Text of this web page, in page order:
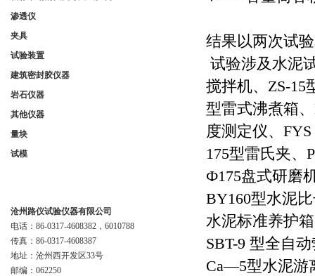
结果以两次试
试验涉及水泥
搅拌机、ZS-15
型雷式沸煮箱
度测定仪、
175型雷氏夹、
Ф175盘式研磨
BY160型水泥
水泥标准养护
SBT-9 型全自
Ca—5型水泥游
渗透仪
夹具
试验装置
建筑密封胶仪器
岩石仪器
其他仪器
量块
试模
沧州路仪试验仪器有限公司
电话：86-0317-4608382，6010788
传真：86-0317-4608387
地址：沧州西开发区33号
邮编：062250